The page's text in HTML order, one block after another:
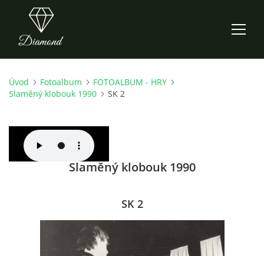
ÚVOD
O NÁS
CO NOVÉHO ZKOUŠÍME
Úvod Fotoalbum
FOTOALBUM - HRY
Slaměný klobouk 1990
SK 2
Slaměný klobouk 1990
SK 2